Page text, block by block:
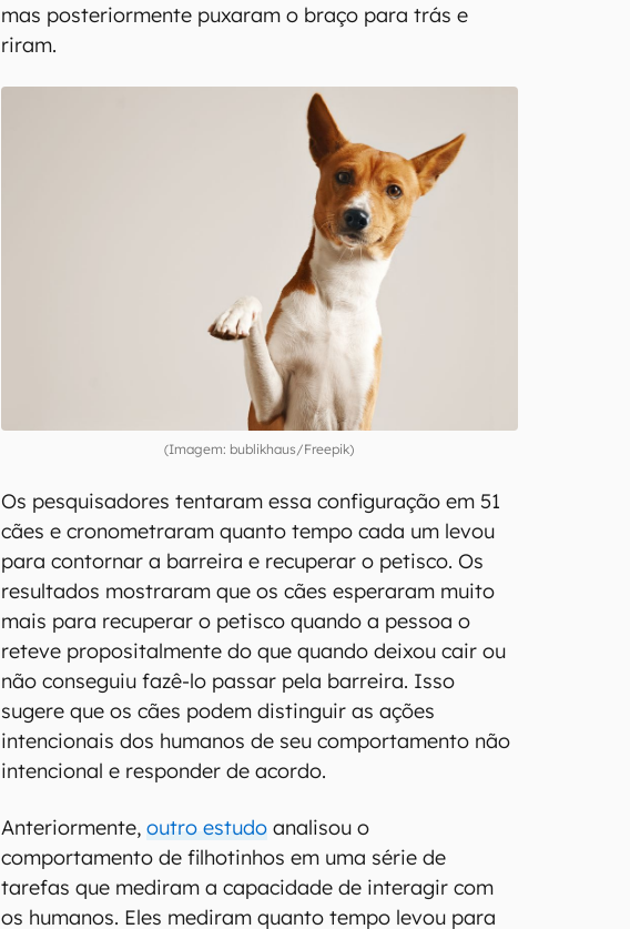
mas posteriormente puxaram o braço para trás e
riram.
(Imagem: bublikhaus/Freepik)
Os pesquisadores tentaram essa configuração em 51
cães e cronometraram quanto tempo cada um levou
para contornar a barreira e recuperar o petisco. Os
resultados mostraram que os cães esperaram muito
mais para recuperar o petisco quando a pessoa o
reteve propositalmente do que quando deixou cair ou
não conseguiu fazê-lo passar pela barreira. Isso
sugere que os cães podem distinguir as ações
intencionais dos humanos de seu comportamento não
intencional e responder de acordo.
Anteriormente,outro estudo analisou o
comportamento de filhotinhos em uma série de
tarefas que mediram a capacidade de interagir com
os humanos. Eles mediram quanto tempo levou para